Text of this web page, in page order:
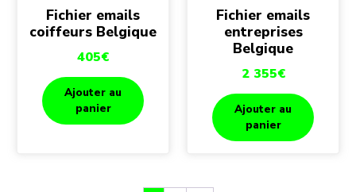
Fichier emails
coiffeurs Belgique
405€
Ajouter au
panier
Fichier emails
entreprises
Belgique
2 355€
Ajouter au
panier